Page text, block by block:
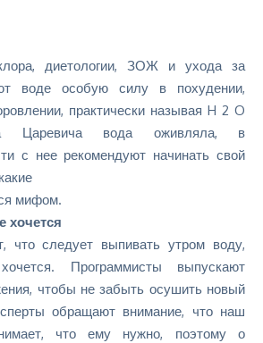
диетологии, ЗОЖ и ухода за
воде особую силу в похудении,
практически называя H 2 O
Царевича вода оживляла, в
с нее рекомендуют начинать свой
мифом.
хочется
что следует выпивать утром воду,
Программисты выпускают
чтобы не забыть осушить новый
обращают внимание, что наш
что ему нужно, поэтому о